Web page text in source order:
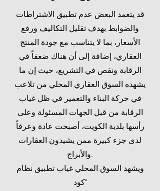
قد يتعمد البعض عدم تطبيق الاشتراطات
والضوابط بهدف تقليل التكاليف ورفع
الأسعار، بما لا يتناسب مع جودة المنتج
العقاري، إضافة إلى أن هناك ضعفاً في
الرقابة ونقص في التشريع، حيث إن ما
يشهده السوق العقاري المحلي من تلاعب
في حركة البناء والتعمير في ظل غياب
الرقابة من قبل الجهات المسئولة وعلى
رأسها بلدية الكويت، أصبحت عادة وعرفاً
لدى جزء كبيرة ممن يشيدون العقارات
والأبراج.
ويشهد السوق المحلي غياب تطبيق نظام
"كود